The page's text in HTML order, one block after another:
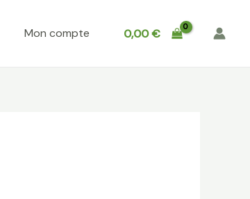
Mon compte 0,00€